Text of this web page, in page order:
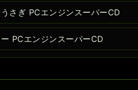
さぎ PCエンジンスーパーCD
PCエンジンスーパーCD